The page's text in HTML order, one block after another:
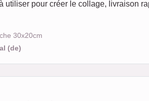
utiliser pour créer le collage, livraison
30x20cm
(de)